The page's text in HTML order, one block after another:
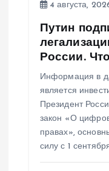
4 августа,
Путин
России.
Информация в
является
Президент
закон «О
правах»,
силу с 1